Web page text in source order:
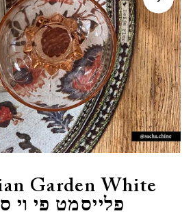
פלייסמט פי וי